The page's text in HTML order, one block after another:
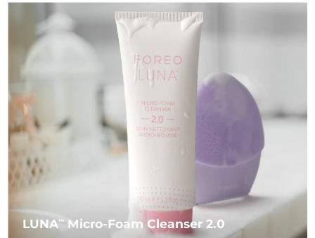
LUNATM Micro-Foam Cleanser 2.0